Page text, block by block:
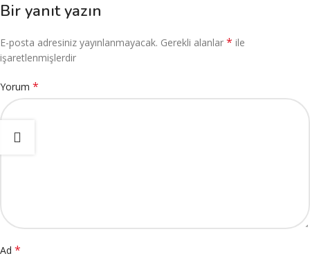
Bir yanıt yazın
E-posta adresiniz yayınlanmayacak. Gerekli alanlar * ile
işaretlenmişlerdir
Yorum *
Ad *